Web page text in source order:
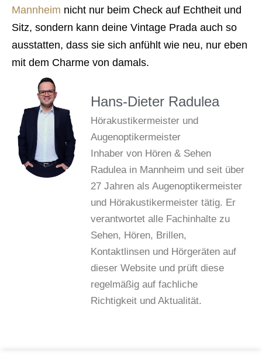
Mannheim nicht nur beim Check auf Echtheit und
Sitz, sondern kann deine Vintage Prada auch so
ausstatten, dass sie sich anfühlt wie neu, nur eben
mit dem Charme von damals.
Hans-Dieter Radulea
Hörakustikermeister und
Augenoptikermeister
Inhaber von Hören & Sehen
Radulea in Mannheim und seit über
27 Jahren als Augenoptikermeister
und Hörakustikermeister tätig. Er
verantwortet alle Fachinhalte zu
Sehen, Hören, Brillen,
Kontaktlinsen und Hörgeräten auf
dieser Website und prüft diese
regelmäßig auf fachliche
Richtigkeit und Aktualität.